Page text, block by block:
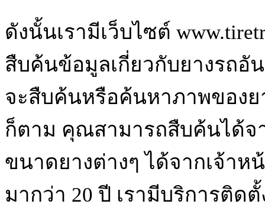
ดังนั้นเรามีเว็บไซต์
สืบค้นข้อมูลเกี่ยวกับยางรถอั
จะสืบค้นหรือค้นหาภาพของย
ก็ตาม คุณสามารถสืบค้นได้จ
ขนาดยางต่างๆ ได้จากเจ้า
มากว่า 20 ปี เรามีบริการติด